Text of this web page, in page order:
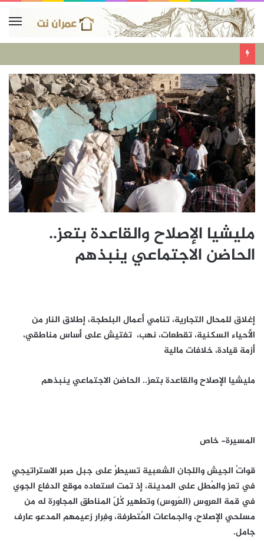
مليشيا الإصلاح والقاعدة بتعز..
الحاضن الاجتماعي ينبذهم
إغلاق للمحال التجارية، تنامي أعمال البلطجة، إطلاق النار من
الأحياء السكنية، تقطعات، نهب، تفتيش على أساس مناطقي،
أزمة قيادة، خلافات مالية
مليشيا الإصلاح والقاعدة بتعز.. الحاضن الاجتماعي ينبذهم
المسيرة- خاص
قواتُ الجيش واللجان الشعبية تسيطرُ على جبل صبر الاستراتيجي
في تعز والمُطل على المدينة، إذ تمت استعاده موقع الدفاع الجوي
في قمة العروس (العَروس) وتطهير كُلّ المناطق المجاورة له من
مسلحي الإصلاح، والجماعات المُتطرفة، وفِرار زعيمهم المدعو عارف
جامل.